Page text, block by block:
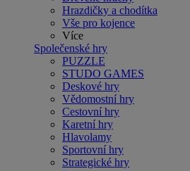
Hrazdičky a chodítka
Vše pro kojence
Více
Společenské hry
PUZZLE
STUDO GAMES
Deskové hry
Vědomostní hry
Cestovní hry
Karetní hry
Hlavolamy
Sportovní hry
Strategické hry